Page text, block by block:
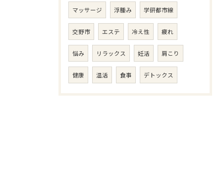
マッサージ 浮腫み 学研都市線
交野市 エステ 冷え性 疲れ
悩み リラックス 妊活 肩こり
健康 温活 食事 デトックス